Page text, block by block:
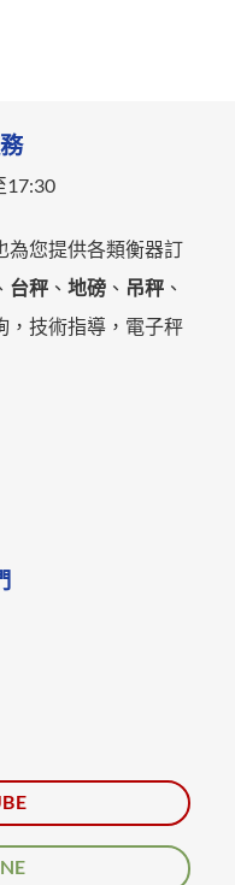
17:30
為您提供各類衡器訂
台秤 、地磅 、 吊秤 、
，技術指導，電子秤